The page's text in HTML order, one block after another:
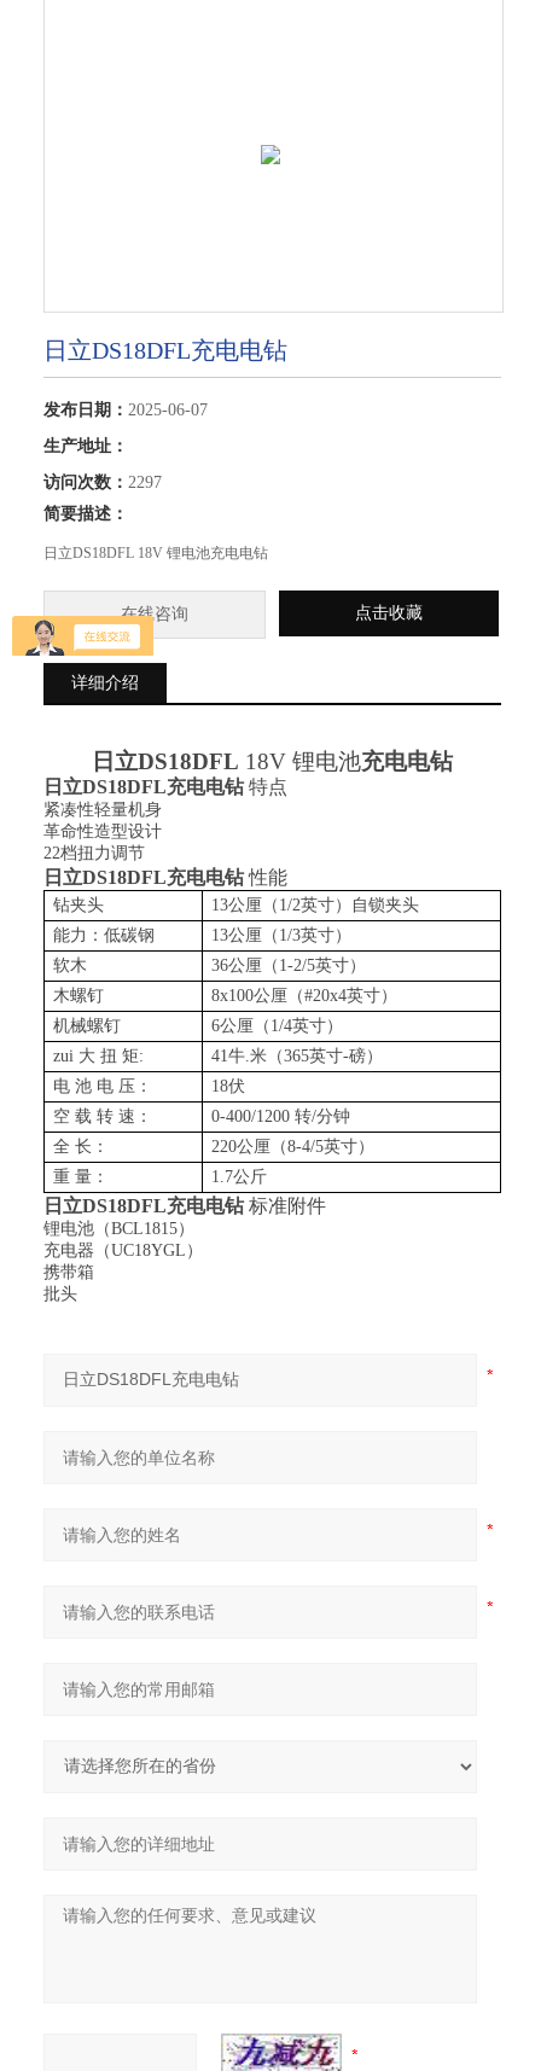
日立DS18DFL充电电钻
发布日期： 2025-06-07
生产地址：
访问次数： 2297
简要描述：
日立DS18DFL 18V 锂电池充电电钻
在线咨询 点击收藏
详细介绍
日立DS18DFL 18V 锂电池充电电钻
日立DS18DFL充电电钻 特点
紧凑性轻量机身
革命性造型设计
22档扭力调节
日立DS18DFL充电电钻 性能
钻夹头
13公厘（1/2英寸）自锁夹头
能力：低碳钢
13公厘（1/3英寸）
软木
36公厘（1-2/5英寸）
木螺钉
8x100公厘（#20x4英寸）
机械螺钉
6公厘（1/4英寸）
zui 大 扭 矩:
41牛.米（365英寸-磅）
电 池 电 压：
18伏
空 载 转 速：
0-400/1200 转/分钟
全 长：
220公厘（8-4/5英寸）
重 量：
1.7公斤
日立DS18DFL充电电钻 标准附件
锂电池（BCL1815）
充电器（UC18YGL）
携带箱
批头